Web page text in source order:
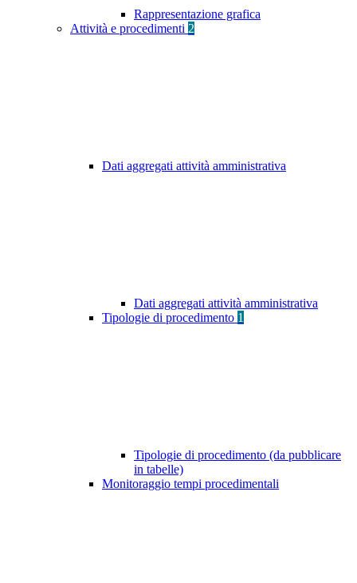
Rappresentazione grafica
Attività e procedimenti 2
Dati aggregati attività amministrativa
Dati aggregati attività amministrativa
Tipologie di procedimento 1
Tipologie di procedimento (da pubblicare
in tabelle)
Monitoraggio tempi procedimentali